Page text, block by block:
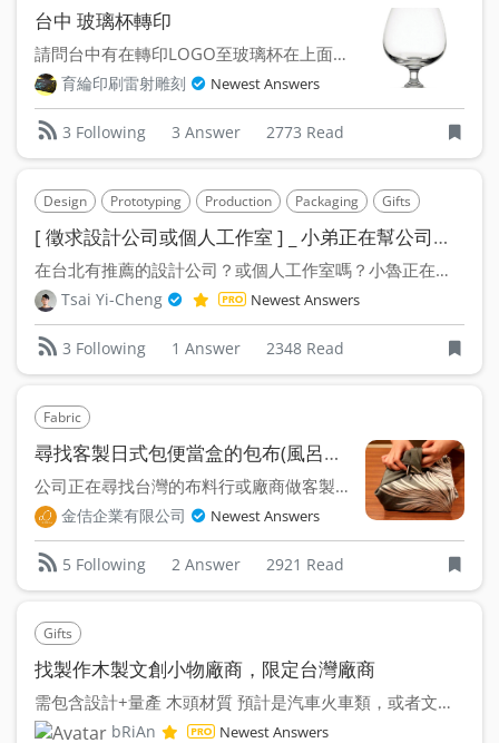
台中 玻璃杯轉印
請問台中有在轉印LOGO至玻璃杯在上面的廠商嗎? 如下圖...
育綸印刷雷射雕刻 Newest Answers
3 Following 3 Answer 2773 Read
Design Prototyping Production Packaging Gifts
[ 徵求設計公司或個人工作室 ] _ 小弟正在幫公司規劃紀念品開發
在台北有推薦的設計公司？或個人工作室嗎？小魯正在規畫今年底（...
Tsai Yi-Cheng Newest Answers
3 Following 1 Answer 2348 Read
Fabric
尋找客製日式包便當盒的包布(風呂敷)廠商
公司正在尋找台灣的布料行或廠商做客製化的便當盒包布 數量不算...
金佶企業有限公司 Newest Answers
5 Following 2 Answer 2921 Read
Gifts
找製作木製文創小物廠商，限定台灣廠商
需包含設計+量產 木頭材質 預計是汽車火車類，或者文具...
bRiAn Newest Answers